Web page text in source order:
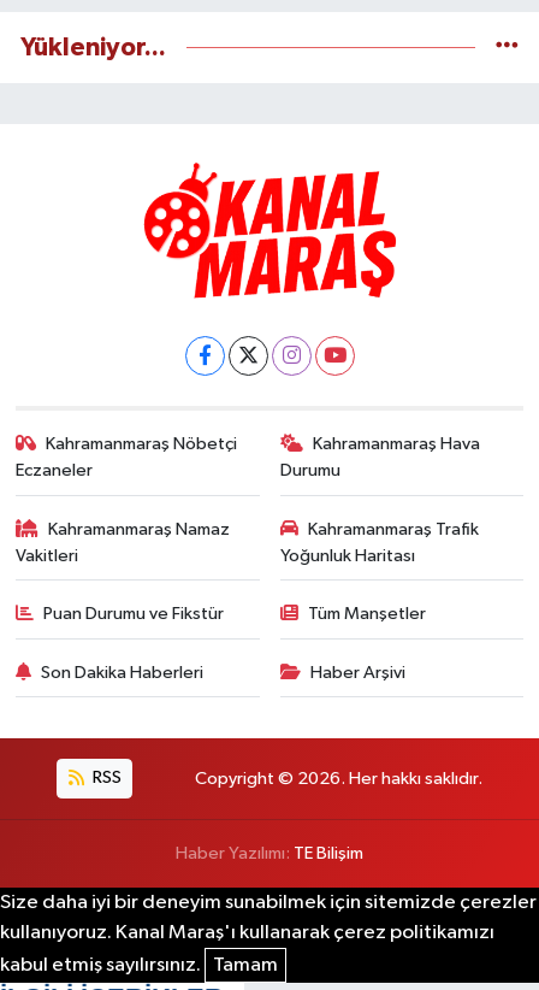
Yükleniyor...
Kahramanmaraş Nöbetçi
Eczaneler
Kahramanmaraş Hava
Durumu
Kahramanmaraş Namaz
Vakitleri
Kahramanmaraş Trafik
Yoğunluk Haritası
Puan Durumu ve Fikstür Tüm Manşetler
Son Dakika Haberleri Haber Arşivi
RSS Copyright © 2026. Her hakkı saklıdır.
Haber Yazılımı: TE Bilişim
Size daha iyi bir deneyim sunabilmek için sitemizde çerezler
kullanıyoruz. Kanal Maraş'ı kullanarak çerez politikamızı
kabul etmiş sayılırsınız.
Tamam